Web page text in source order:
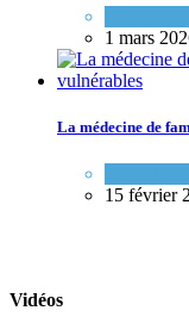
1 mars
La médecine de
15 février
Vidéos